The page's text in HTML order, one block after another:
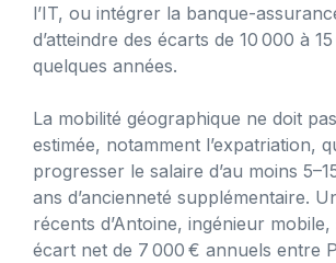
l’IT, ou intégrer la banque-
d’atteindre des écarts de 10 000 à
quelques années.
La mobilité géographique ne doit
estimée, notamment l’expatriation,
progresser le salaire d’au moins
ans d’ancienneté supplémentaire.
récents d’Antoine, ingénieur
écart net de 7 000 € annuels entre